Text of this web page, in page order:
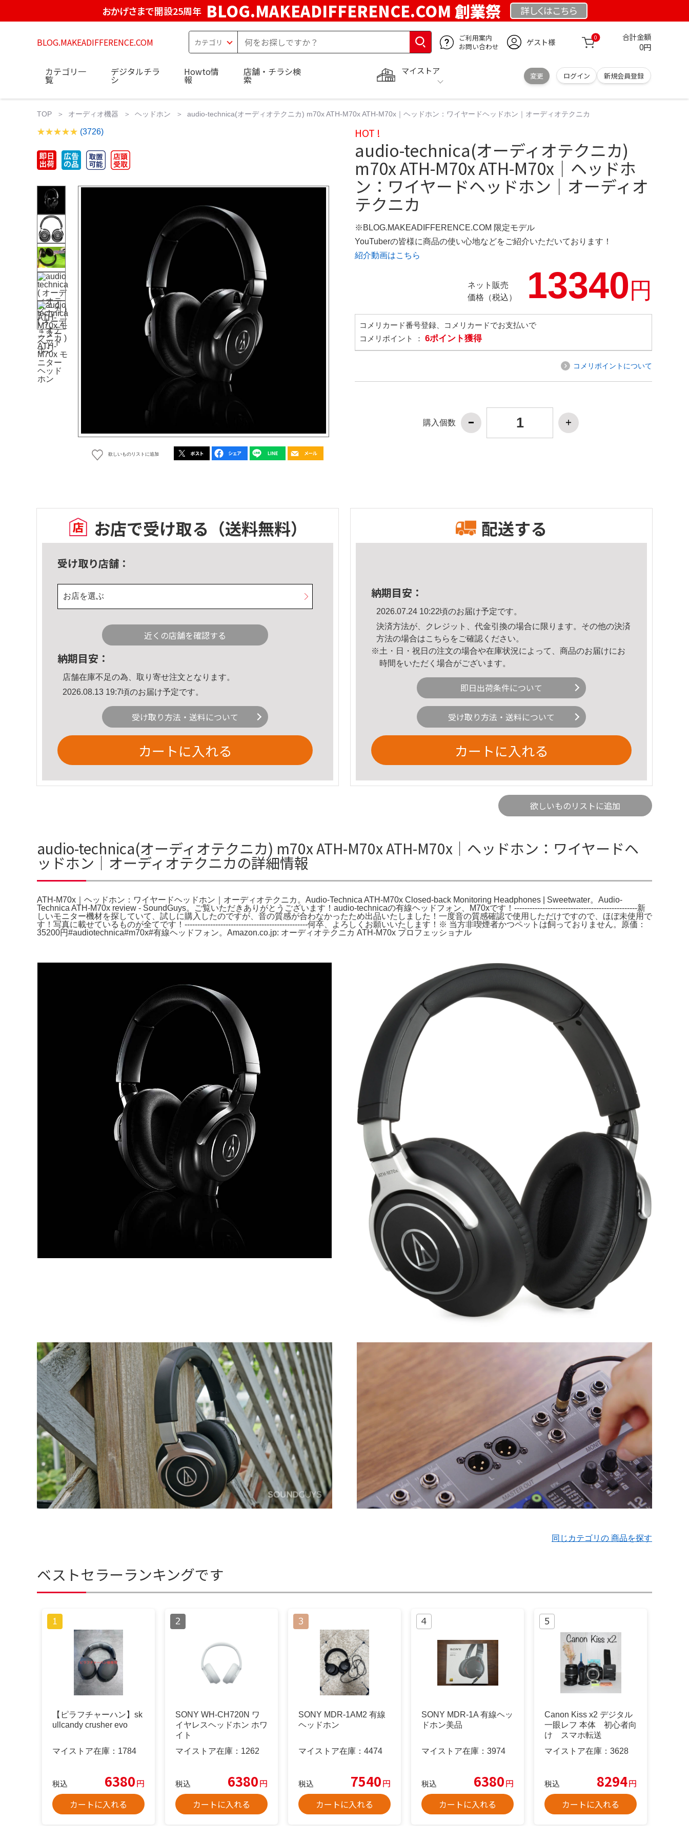
おかげさまで開設25周年 BLOG.MAKEADIFFERENCE.COM 創業祭 詳しくはこちら
BLOG.MAKEADIFFERENCE.COM
ご利用案内
お問い合わせ
ゲスト様 0 合計金額
0円
マイストア
変更 ログイン 新規会員登録
カテゴリ一
覧
デジタルチラ
シ
Howto情
報
店舗・チラシ検
索
TOP オーディオ機器 ヘッドホン audio-technica(オーディオテクニカ) m70x ATH-M70x ATH-M70x｜ヘッドホン：ワイヤードヘッドホン｜オーディオテクニカ
(3726)
欲しいものリストに追加
HOT !
audio-technica(オーディオテクニカ)
m70x ATH-M70x ATH-M70x｜ヘッドホ
ン：ワイヤードヘッドホン｜オーディオ
テクニカ
※BLOG.MAKEADIFFERENCE.COM 限定モデル
YouTuberの皆様に商品の使い心地などをご紹介いただいております！
紹介動画はこちら
ネット販売
価格（税込）
13340円
コメリカード番号登録、コメリカードでお支払いで
コメリポイント ： 6ポイント獲得
コメリポイントについて
購入個数
お店で受け取る （送料無料）
受け取り店舗：
お店を選ぶ
近くの店舗を確認する
納期目安：
店舗在庫不足の為、取り寄せ注文となります。
2026.08.13 19:7頃のお届け予定です。
受け取り方法・送料について
カートに入れる
配送する
納期目安：
2026.07.24 10:22頃のお届け予定です。
決済方法が、クレジット、代金引換の場合に限ります。その他の決済
方法の場合はこちら をご確認ください。
※土・日・祝日の注文の場合や在庫状況によって、商品のお届けにお
時間をいただく場合がございます。
即日出荷条件について
受け取り方法・送料について
カートに入れる
欲しいものリストに追加
audio-technica(オーディオテクニカ) m70x ATH-M70x ATH-M70x｜ヘッドホン：ワイヤードヘ
ッドホン｜オーディオテクニカの詳細情報
ATH-M70x｜ヘッドホン：ワイヤードヘッドホン｜オーディオテクニカ。Audio-Technica ATH-M70x Closed-back Monitoring Headphones | Sweetwater。Audio-
Technica ATH-M70x review - SoundGuys。ご覧いただきありがとうございます！audio-technicaの有線ヘッドフォン、M70xです！------------------------------------------------新
しいモニター機材を探していて、試しに購入したのですが、音の質感が合わなかったため出品いたしました！一度音の質感確認で使用しただけですので、ほぼ未使用で
す！写真に載せているものが全てです！------------------------------------------------何卒、よろしくお願いいたします！※ 当方非喫煙者かつペットは飼っておりません。原価：
35200円#audiotechnica#m70x#有線ヘッドフォン。Amazon.co.jp: オーディオテクニカ ATH-M70x プロフェッショナル
同じカテゴリの 商品を探す
ベストセラーランキングです
【ピラフチャーハン】sk
ullcandy crusher evo
マイストア在庫： 1784
税込 6380円
カートに入れる
SONY WH-CH720N ワ
イヤレスヘッドホン ホワ
イト
マイストア在庫： 1262
税込 6380円
カートに入れる
SONY MDR-1AM2 有線
ヘッドホン
マイストア在庫： 4474
税込 7540円
カートに入れる
SONY MDR-1A 有線ヘッ
ドホン美品
マイストア在庫： 3974
税込 6380円
カートに入れる
Canon Kiss x2 デジタル
一眼レフ 本体 初心者向
け スマホ転送
マイストア在庫： 3628
税込 8294円
カートに入れる